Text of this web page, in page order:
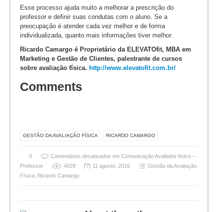
Esse processo ajuda muito a melhorar a prescrição do
professor e definir suas condutas com o aluno. Se a
preocupação é atender cada vez melhor e de forma
individualizada, quanto mais informações tiver melhor.
Ricardo Camargo é Proprietário da ELEVATOfit, MBA em
Marketing e Gestão de Clientes, palestrante de cursos
sobre avaliação física. http://www.elevatofit.com.br/
Comments
GESTÃO DA AVALIAÇÃO FÍSICA RICARDO CAMARGO
0 Comentários desativados em Comunicação Avaliador físico –
Professor
4029 11 agosto, 2016
Gestão da Avaliação
Física Ricardo Camargo